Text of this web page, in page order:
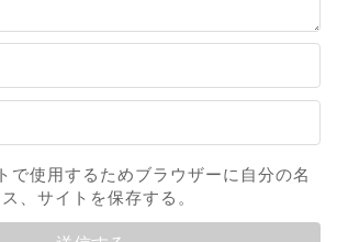
で使用するためブラウザーに自分の名
、サイトを保存する。